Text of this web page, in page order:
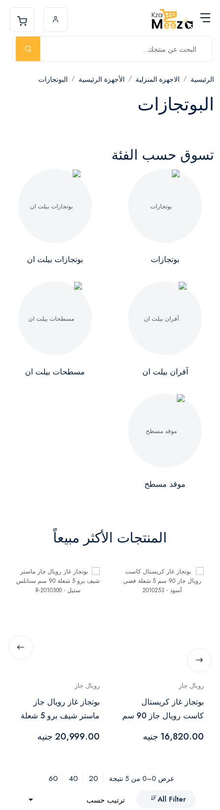
الرئيسية الاجهزة المنزلية الأجهزة الرئيسية البوتجازات
البوتجازات
تسوق حسب الفئة
بوتجازات بوتجازات بيلت ان
آفران بيلت ان مسطحات بيلت ان
موقد مسطح
المنتجات الأكثر مبيعاً
رويال جاز
بوتجاز غاز كريستال
كاست رويال جاز 90 سم
2010253
16,820.00 جنيه
رويال جاز
بوتجاز غاز رويال جاز
ماستر شيف برو 5 شعلة
R-2010300
20,999.00 جنيه
عرض 0–0 من 5 نتيجة 20
40
60
All Filter
ترتيب حسب